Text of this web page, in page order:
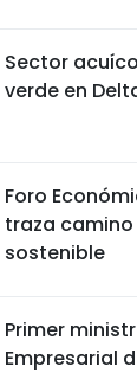
SOCIEDAD
CULTURA -
VIAJES
Sector
verde en
Foro
traza
sostenible
Primer
Empresarial